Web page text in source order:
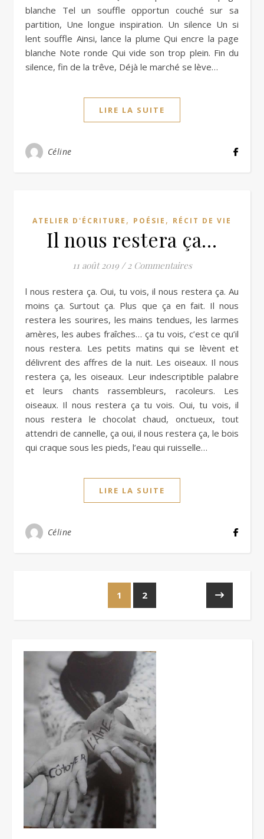
blanche Tel un souffle opportun couché sur sa
partition, Une longue inspiration. Un silence Un si
lent souffle Ainsi, lance la plume Qui encre la page
blanche Note ronde Qui vide son trop plein. Fin du
silence, fin de la trêve, Déjà le marché se lève…
LIRE LA SUITE
Céline
ATELIER D'ÉCRITURE , POÉSIE , RÉCIT DE VIE
Il nous restera ça…
11 août 2019 / 2 Commentaires
l nous restera ça. Oui, tu vois, il nous restera ça. Au
moins ça. Surtout ça. Plus que ça en fait. Il nous
restera les sourires, les mains tendues, les larmes
amères, les aubes fraîches… ça tu vois, c’est ce qu’il
nous restera. Les petits matins qui se lèvent et
délivrent des affres de la nuit. Les oiseaux. Il nous
restera ça, les oiseaux. Leur indescriptible palabre
et leurs chants rassembleurs, racoleurs. Les
oiseaux. Il nous restera ça tu vois. Oui, tu vois, il
nous restera le chocolat chaud, onctueux, tout
attendri de cannelle, ça oui, il nous restera ça, le bois
qui craque sous les pieds, l’eau qui ruisselle…
LIRE LA SUITE
Céline
1 2